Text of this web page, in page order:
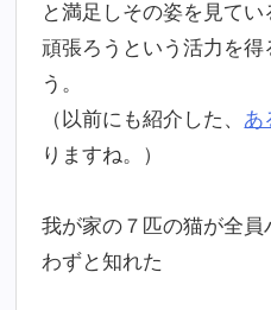
と満足しその姿を見て
頑張ろうという活力を得
う。
（以前にも紹介した、 あ
りますね。）
我が家の７匹の猫が全
わずと知れた